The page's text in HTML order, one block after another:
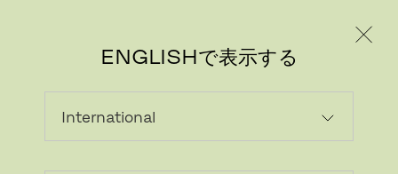
ENGLISHで表示する